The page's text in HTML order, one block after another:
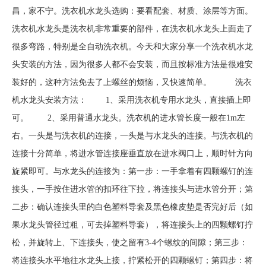
昌，家不宁。洗衣机水龙头选购：要看配套、材质、涂层等方面。
洗衣机水龙头是洗衣机非常重要的部件，在洗衣机水龙头上面走了
很多弯路，特别是全自动洗衣机。今天和大家分享一个洗衣机水龙
头安装的方法，因为很多人都不会安装，而且按标准方法是很难安
装好的，这种方法免去了上螺丝的烦恼，又快速简单。 洗衣
机水龙头安装方法： 1、采用洗衣机专用水龙头，直接插上即
可。 2、采用普通水龙头。洗衣机的进水管长度一般在1m左
右。一头是与洗衣机的连接，一头是与水龙头的连接。与洗衣机的
连接十分简单，将进水管连接座垂直放在进水阀口上，顺时针方向
旋紧即可。与水龙头的连接为：第一步：一手拿着有四颗螺钉的连
接头，一手按住进水管的扣环往下拉，将连接头与进水管分开；第
二步：确认连接头里的白色塑料导套及黑色橡皮垫是否完好后（如
果水龙头管径过粗，可去掉塑料导套），将连接头上的四颗螺钉拧
松，并旋转上、下连接头，使之留有3-4个螺纹的间隙；第三步：
将连接头水平地往水龙头上接，拧紧松开的四颗螺钉；第四步：将